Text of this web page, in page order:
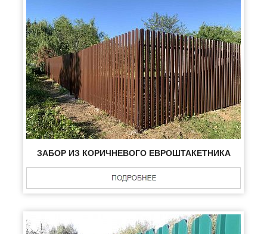
ЗАБОР ИЗ КОРИЧНЕВОГО ЕВРОШТАКЕТНИКА